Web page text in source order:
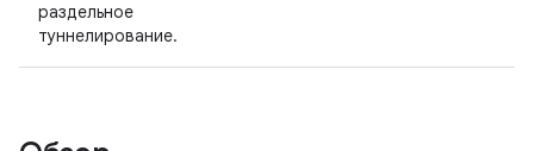
раздельное
туннелирование.